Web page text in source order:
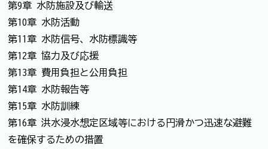
第9章 水防施設及び輸送
第10章 水防活動
第11章 水防信号、水防標識等
第12章 協力及び応援
第13章 費用負担と公用負担
第14章 水防報告等
第15章 水防訓練
第16章 洪水浸水想定区域等における円滑かつ迅速な避難
を確保するための措置